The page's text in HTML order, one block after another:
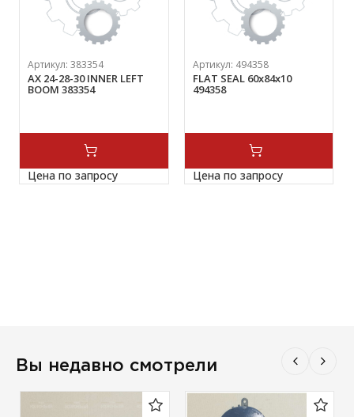
Артикул:383354
AX 24-28-30 INNER LEFT
BOOM 383354
Цена по запросу
Артикул: 494358
FLAT SEAL 60х84х10
494358
Цена по запросу
Вы недавно смотрели